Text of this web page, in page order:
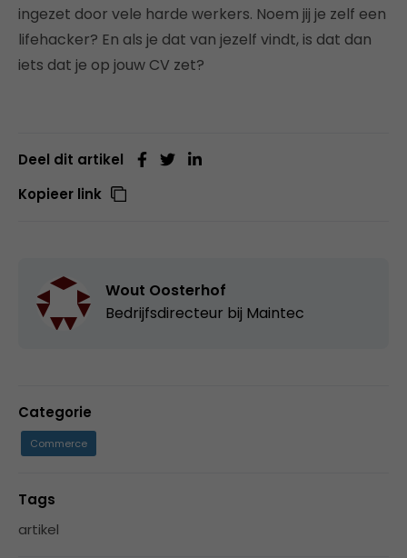
ingezet door vele harde werkers. Noem jij je zelf een
lifehacker? En als je dat van jezelf vindt, is dat dan
iets dat je op jouw CV zet?
Deel dit artikel
Kopieer link
Wout Oosterhof
Bedrijfsdirecteur bij Maintec
Categorie
Commerce
Tags
artikel